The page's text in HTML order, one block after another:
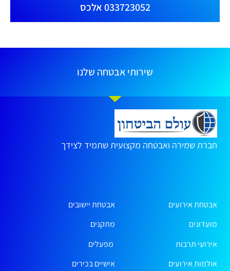
033723052 אלכס
שירותי אבטחה שלנו
חברת שמירה ואבטחה מקצועית שתמיד לצידך
אבטחת אירועים
מועדונים
אירועי תרבות
אולמות אירועים
אבטחת יישובים
מתקנים
מפעלים
אישיים בכירים